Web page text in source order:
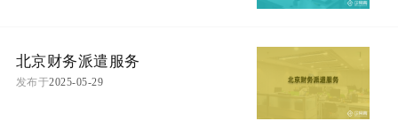
北京财务派遣服务
发布于2025-05-29